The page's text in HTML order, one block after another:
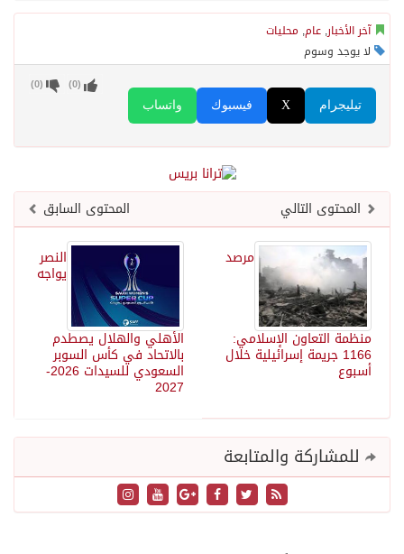
آخر الأخبار, عام, محليات
لا يوجد وسوم
واتساب فيسبوك X تيليجرام
(
0
) (
0
)
المحتوى السابق
المحتوى التالي
النصر
يواجه
الأهلي والهلال يصطدم
بالاتحاد في كأس السوبر
السعودي للسيدات 2026-
2027
مرصد
منظمة التعاون الإسلامي:
1166 جريمة إسرائيلية خلال
أسبوع
للمشاركة والمتابعة